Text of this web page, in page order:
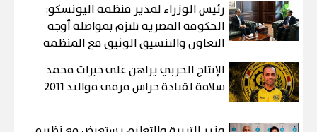
رئيس الوزراء لمدير منظمة اليونسكو:
الحكومة المصرية تلتزم بمواصلة أوجه
التعاون والتنسيق الوثيق مع المنظمة
الإنتاج الحربي يراهن على خبرات محمد
سلامة لقيادة حراس مرمى مواليد 2011